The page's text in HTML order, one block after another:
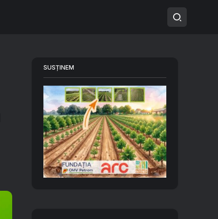
SUSȚINEM